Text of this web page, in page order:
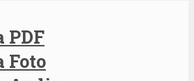
PDF
Foto